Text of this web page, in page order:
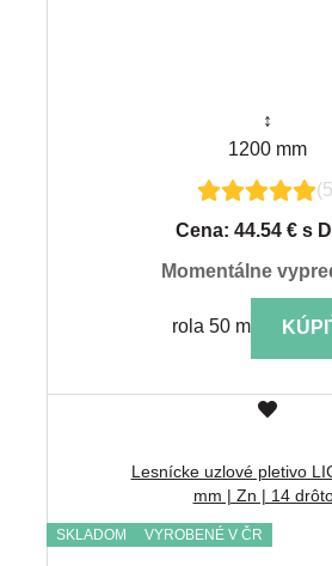
↕
1200 mm
Cena: 44.54 € s
momentálne
rola 50 m
Lesnícke uzlové pletivo
mm | Zn | 14
SKLADOM VYROBENÉ V ČR